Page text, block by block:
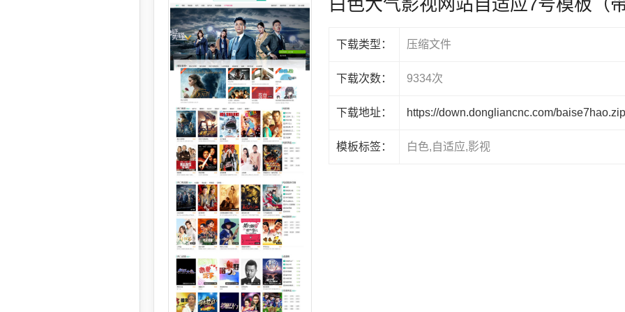
白色大气影视网站自适应7号模板（
下载类型： 压缩文件
下载次数： 9334次
下载地址： https://down.dongliancnc.com/baise7hao.zip
模板标签： 白色,自适应,影视